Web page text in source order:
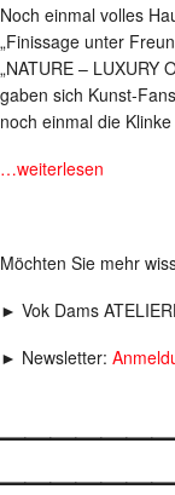
Noch einmal volles
„Finissage unter
„NATURE – LUXURY
gaben sich Kunst-
noch einmal die
…weiterlesen
Möchten Sie mehr
► Vok Dams
► Newsletter: